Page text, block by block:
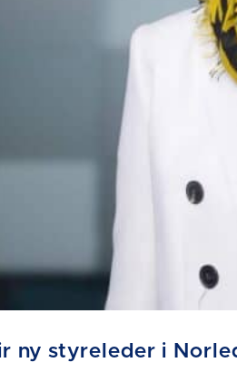
ny styreleder i